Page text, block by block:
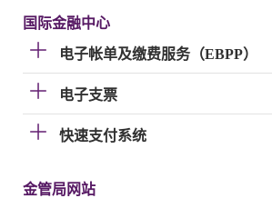
国际金融中心
电子帐单及缴费服务（EBPP）
电子支票
快速支付系统
金管局网站